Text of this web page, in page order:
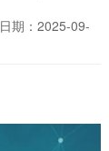
日期：2025-09-